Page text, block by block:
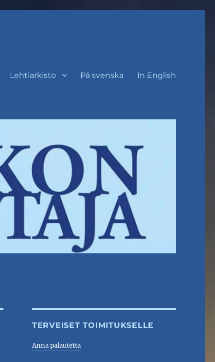
Lehtiarkisto På svenska In English
TERVEISET TOIMITUKSELLE
Anna palautetta